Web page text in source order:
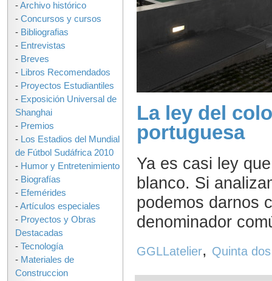
La ley del
portuguesa
Ya es casi ley
blanco. Si
podemos darnos
denominador
GGLLatelier, Quinta
-Archivo histórico
- Concursos y cursos
- Bibliografias
- Entrevistas
- Breves
- Libros Recomendados
- Proyectos Estudiantiles
- Exposición Universal de
Shanghai
- Premios
- Los Estadios del Mundial
de Fútbol Sudáfrica 2010
- Humor y Entretenimiento
- Biografías
- Efemérides
-Artículos especiales
- Proyectos y Obras
Destacadas
- Tecnología
- Materiales de
Construccion